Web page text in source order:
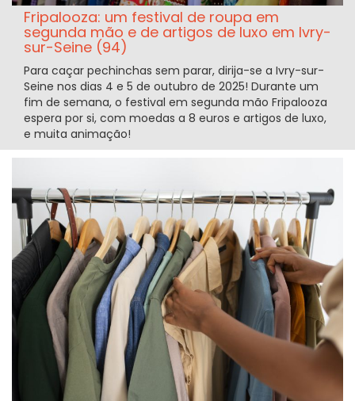
Fripalooza: um festival de roupa em
segunda mão e de artigos de luxo em Ivry-
sur-Seine (94)
Para caçar pechinchas sem parar, dirija-se a Ivry-sur-
Seine nos dias 4 e 5 de outubro de 2025! Durante um
fim de semana, o festival em segunda mão Fripalooza
espera por si, com moedas a 8 euros e artigos de luxo,
e muita animação!